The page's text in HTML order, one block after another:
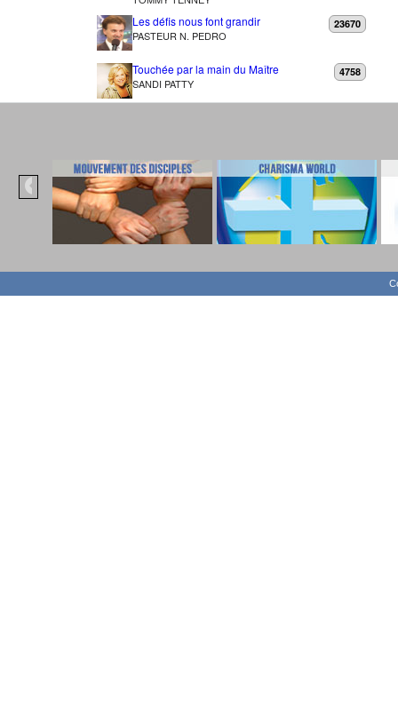
Les défis nous font grandir
PASTEUR N. PEDRO
23670
Touchée par la main du Maître
SANDI PATTY
4758